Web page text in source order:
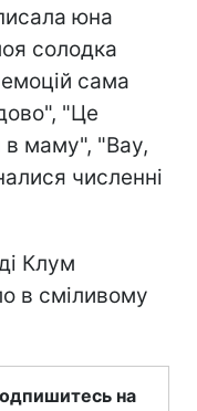
юна
солодка
сама
"Це
в маму", "Вау,
численні
Клум
в сміливому
на